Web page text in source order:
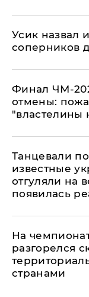
Усик назвал
соперников
Финал ЧМ-
отмены:
"властелины
Танцевали
известные
отгуляли на
появилась
На
разгорелся
странами